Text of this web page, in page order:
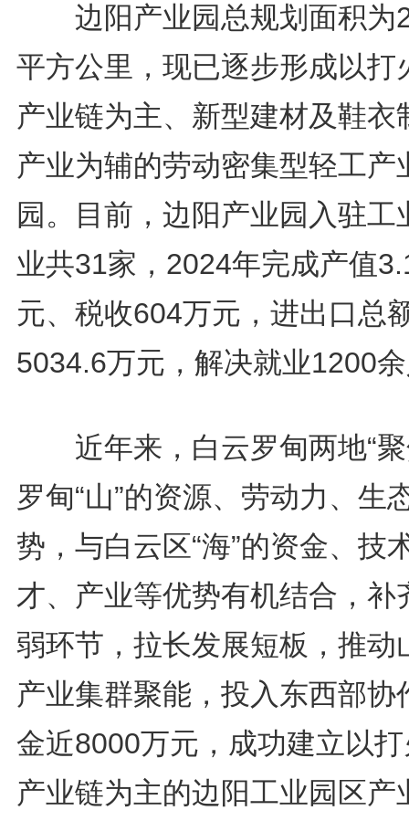
边阳产业园总规划面积为
平方公里，现已逐步形成以打
产业链为主、新型建材及鞋衣
产业为辅的劳动密集型轻工产
园。目前，边阳产业园入驻工
业共31家，2024年完成产值
元、税收604万元，进出口总
5034.6万元，解决就业1200
近年来，白云罗甸两地“聚
罗甸“山”的资源、劳动力、生
势，与白云区“海”的资金、技
才、产业等优势有机结合，补
弱环节，拉长发展短板，推动
产业集群聚能，投入东西部协
金近8000万元，成功建立以
产业链为主的边阳工业园区产